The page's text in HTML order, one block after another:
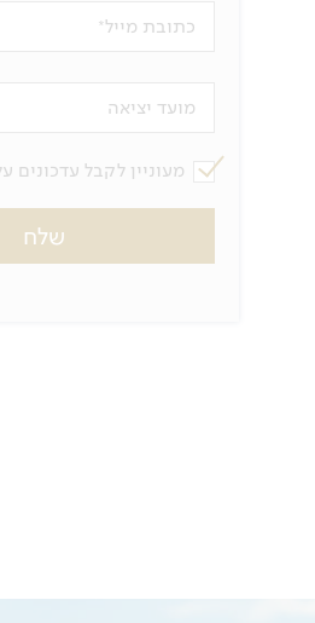
כתובת מייל
מועד יציאה
מעוניין לקבל עדכונים